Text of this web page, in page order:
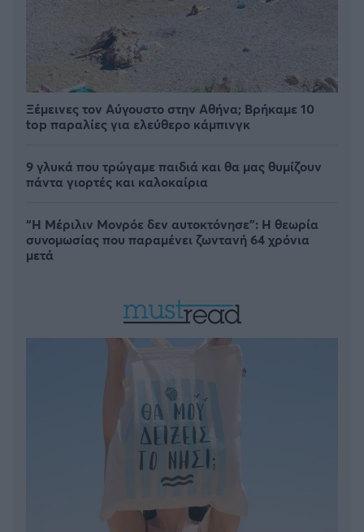
Ξέμεινες τον Αύγουστο στην Αθήνα; Βρήκαμε 10
top παραλίες για ελεύθερο κάμπινγκ
9 γλυκά που τρώγαμε παιδιά και θα μας θυμίζουν
πάντα γιορτές και καλοκαίρια
“Η Μέριλιν Μονρόε δεν αυτοκτόνησε”: Η θεωρία
συνομωσίας που παραμένει ζωντανή 64 χρόνια
μετά